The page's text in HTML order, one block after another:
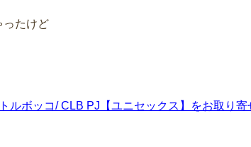
ったけど
ルボッコ/ CLB PJ【ユニセックス】をお取り寄